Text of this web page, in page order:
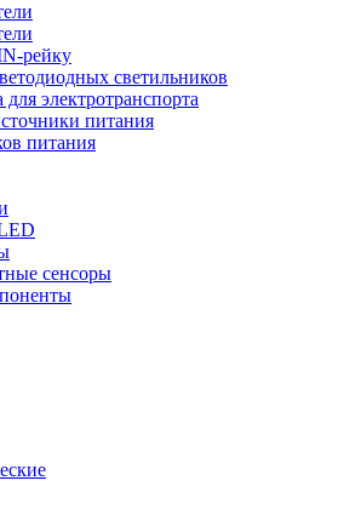
рейку
светильников
электротранспорта
питания
питания
сенсоры